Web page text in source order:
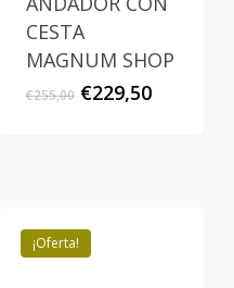
CESTA
MAGNUM SHOP
€255,00 El
€229,50El
¡Oferta!